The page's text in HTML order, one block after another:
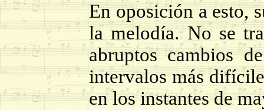
En oposición a esto,
la melodía. No se
abruptos cambios
intervalos más
en los instantes de